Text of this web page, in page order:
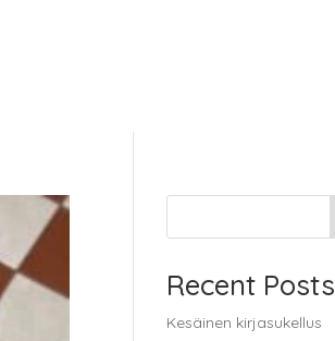
Recent Posts
Kesäinen kirjasukellus